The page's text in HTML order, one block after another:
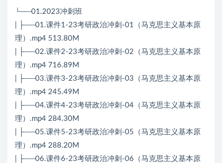
└──01.2023冲刺班
| ├──01.课件1-23考研政治冲刺-01（马克思主义基本原
理）.mp4 513.80M
| ├──02.课件2-23考研政治冲刺-02（马克思主义基本原
理）.mp4 716.89M
| ├──03.课件3-23考研政治冲刺-03（马克思主义基本原
理）.mp4 245.49M
| ├──04.课件4-23考研政治冲刺-04（马克思主义基本原
理）.mp4 284.30M
| ├──05.课件5-23考研政治冲刺-05（马克思主义基本原
理）.mp4 288.20M
| ├──06.课件6-23考研政治冲刺-06（马克思主义基本原